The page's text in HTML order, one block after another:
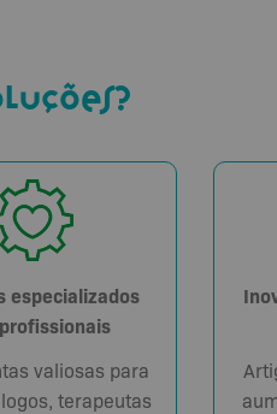
especializados
valiosas para
terapeutas